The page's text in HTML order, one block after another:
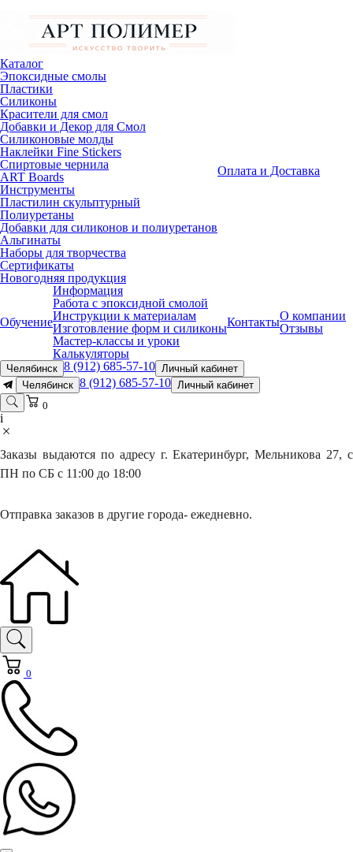
Каталог
Эпоксидные смолы
Пластики
Силиконы
Красители для смол
Добавки и Декор для Смол
Силиконовые молды
Наклейки Fine Stickers
Спиртовые чернила
ART Boards
Инструменты
Пластилин скульптурный
Полиуретаны
Добавки для силиконов и полиуретанов
Альгинаты
Наборы для творчества
Сертификаты
Новогодняя продукция
Оплата и Доставка
Обучение
Информация
Работа с эпоксидной смолой
Инструкции к материалам
Изготовление форм и силиконы
Мастер-классы и уроки
Калькуляторы
КонтактыО компании
Отзывы
Челябинск 8 (912) 685-57-10 Личный кабинет
Челябинск 8 (912) 685-57-10 Личный кабинет
0
i
Заказы выдаются по адресу г. Екатеринбург, Мельникова 27, с
ПН по СБ с 11:00 до 18:00
Отправка заказов в другие города- ежедневно.
0